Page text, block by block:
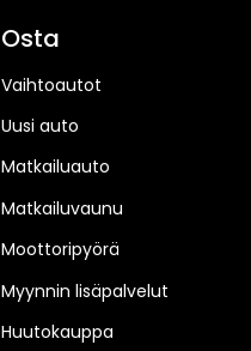
Osta
Vaihtoautot
Uusi auto
Matkailuauto
Matkailuvaunu
Moottoripyörä
Myynnin lisäpalvelut
Huutokauppa